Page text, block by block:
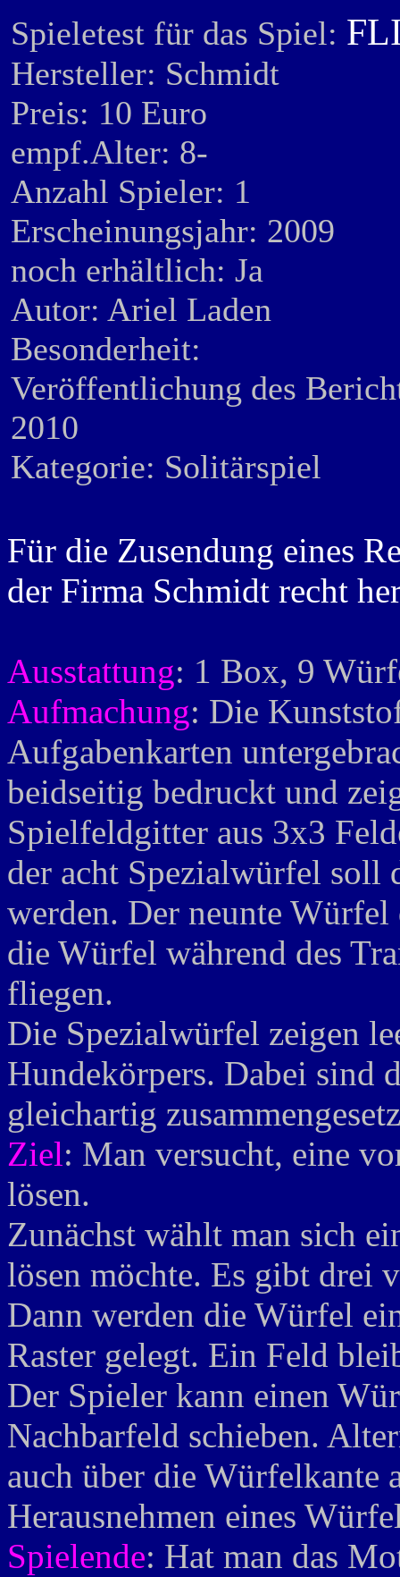
Spieletest für das Spiel:
Hersteller:
Preis: 10 Euro
empf.Alter: 8-
Anzahl Spieler: 1
Erscheinungsjahr: 2009
noch erhältlich: Ja
Autor: Ariel Laden
Besonderheit:
Veröffentlichung des
2010
Kategorie: Solitärspiel
Für die Zusendung eines
der Firma Schmidt recht
Ausstattung: 1 Box, 9
Aufmachung: Die
Aufgabenkarten
beidseitig bedruckt und
Spielfeldgitter aus 3x3
der acht Spezialwürfel soll
werden. Der neunte
die Würfel während des
fliegen.
Die Spezialwürfel zeigen
Hundekörpers. Dabei sind
gleichartig
Ziel: Man versucht, eine
lösen.
Zunächst wählt man sich
lösen möchte. Es gibt drei
Dann werden die Würfel
Raster gelegt. Ein Feld
Der Spieler kann einen
Nachbarfeld schieben.
auch über die Würfelkante
Herausnehmen eines
Spielende: Hat man das